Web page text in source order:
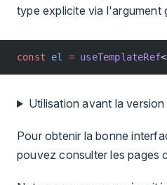
type explicite via l'argument
const el = useTemplateRef<
Utilisation avant la version
Pour obtenir la bonne
pouvez consulter les pages